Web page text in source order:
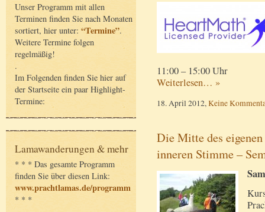
Unser Programm mit allen
Terminen finden Sie nach Monaten
sortiert, hier unter: “Termine”.
Weitere Termine folgen
regelmäßig!
.
Im Folgenden finden Sie hier auf
der Startseite ein paar Highlight-
Termine:
Lamawanderungen & mehr
* * * Das gesamte Programm
finden Sie über diesen Link:
www.prachtlamas.de/programm
* * *
11:00 – 15:00 Uhr
Weiterlesen… »
18. April 2012,Keine
Die Mitte des
inneren Stimme –